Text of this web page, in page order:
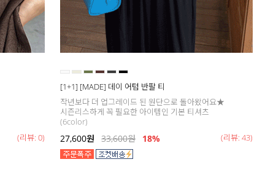
(리뷰: 0)
[1+1] [MADE] 데이 어텀 반팔 티
작년보다 더 업그레이드 된 원단으로 돌아왔어요★
시즌리스하게 꼭 필요한 아이템인 기본 티셔츠
(6color)
27,600원 33,600원 18% (리뷰: 43)